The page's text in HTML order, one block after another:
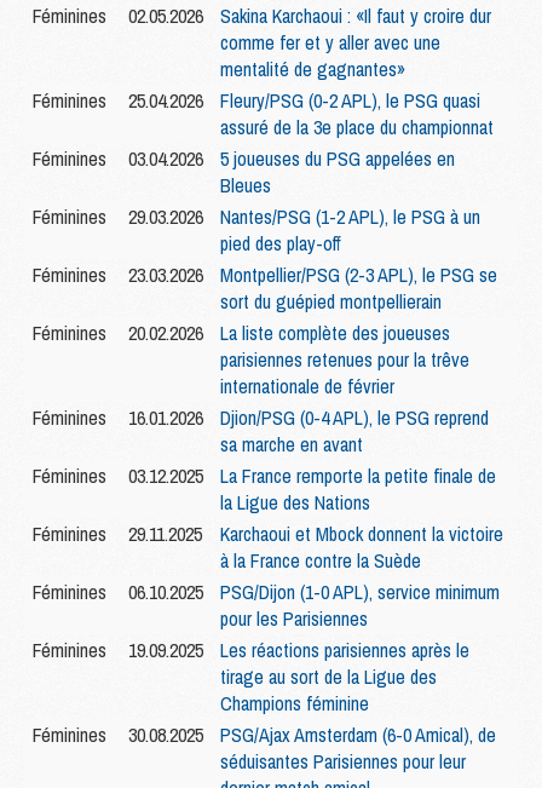
Féminines
02.05.2026
Sakina Karchaoui : «Il faut y croire dur
comme fer et y aller avec une
mentalité de gagnantes»
Féminines
25.04.2026
Fleury/PSG (0-2 APL), le PSG quasi
assuré de la 3e place du championnat
Féminines
03.04.2026
5 joueuses du PSG appelées en
Bleues
Féminines
29.03.2026
Nantes/PSG (1-2 APL), le PSG à un
pied des play-off
Féminines
23.03.2026
Montpellier/PSG (2-3 APL), le PSG se
sort du guépied montpellierain
Féminines
20.02.2026
La liste complète des joueuses
parisiennes retenues pour la trêve
internationale de février
Féminines
16.01.2026
Djion/PSG (0-4 APL), le PSG reprend
sa marche en avant
Féminines
03.12.2025
La France remporte la petite finale de
la Ligue des Nations
Féminines
29.11.2025
Karchaoui et Mbock donnent la victoire
à la France contre la Suède
Féminines
06.10.2025
PSG/Dijon (1-0 APL), service minimum
pour les Parisiennes
Féminines
19.09.2025
Les réactions parisiennes après le
tirage au sort de la Ligue des
Champions féminine
Féminines
30.08.2025
PSG/Ajax Amsterdam (6-0 Amical), de
séduisantes Parisiennes pour leur